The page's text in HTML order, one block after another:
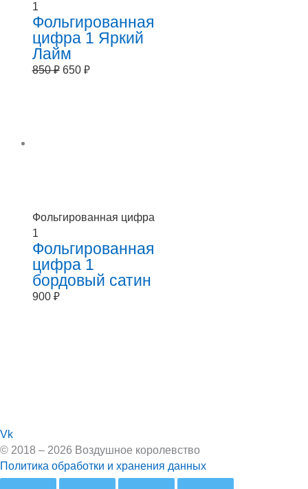
1
Фольгированная
цифра 1 Яркий
Лайм
850₽ 650 ₽
Фольгированная цифра
1
Фольгированная
цифра 1
бордовый сатин
900 ₽
Vk
© 2018 – 2026 Воздушное королевство
Политика обработки и хранения данных